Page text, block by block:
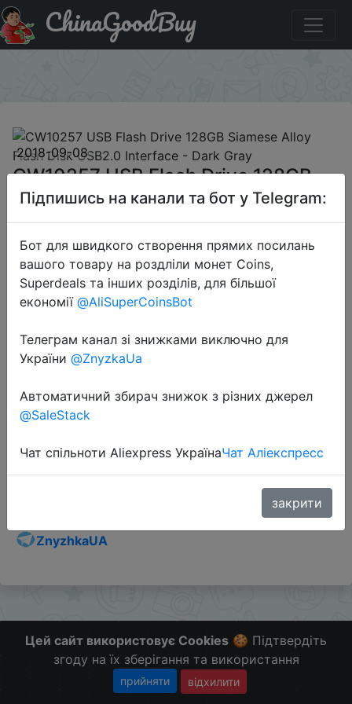
Придбати по знижці CW10257 USB Flash Drive 128GB
Siamese Alloy Flash Disk USB2.0 Interface - Dark Gray
ChinaGoodBuy
2018-09-08
CW10257 USB Flash Drive 128GB
Siamese Alloy Flash Disk USB2.0
Interface - Dark Gray
$12.99
Sale
Слідкуйте за знижками на мобільному, в телеграм
ZnyzhkaUA
Цей сайт використовує Cookies 🍪 Підтвердіть
згоду на їх зберігання та використання
прийняти відхилити
Підпишись на канали та бот у Telegram:
Бот для швидкого створення прямих посилань
вашого товару на роздліли монет Coins,
Superdeals та інших розділів, для більшої
економії @AliSuperCoinsBot
Телеграм канал зі знижками виключно для
України @ZnyzkaUa
Автоматичний збирач знижок з різних джерел
@SaleStack
Чат спільноти Aliexpress УкраїнаЧат Аліекспресс
закрити